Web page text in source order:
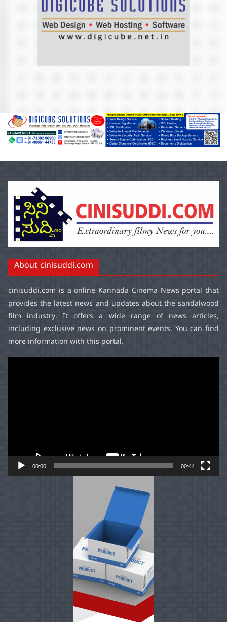
About cinisuddi.com
cinisuddi.com is a online Kannada Cinema News portal that
provides the latest news and updates about the sandalwood
film industry. It offers a wide range of news articles,
including exclusive news on prominent events. You can find
more information with this portal.
00:00 00:44